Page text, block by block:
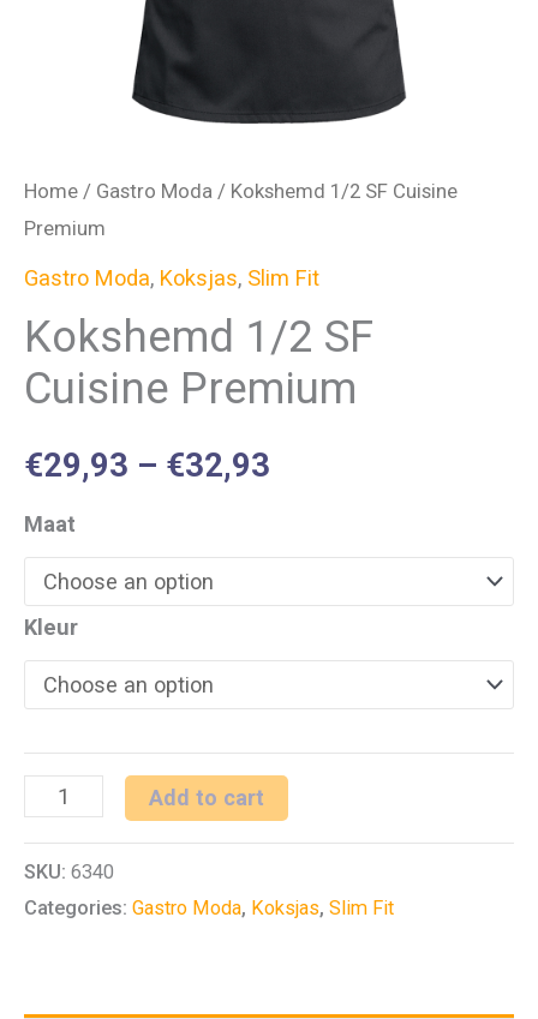
Home / Gastro Moda / Kokshemd 1/2 SF Cuisine
Premium
Gastro Moda, Koksjas, Slim Fit
Kokshemd 1/2 SF
Cuisine Premium
€29,93 – €32,93
Maat
Kleur
Kokshemd
SF
Cuisine
Add to cart
SKU: 6340
Categories: Gastro Moda, Koksjas, Slim Fit